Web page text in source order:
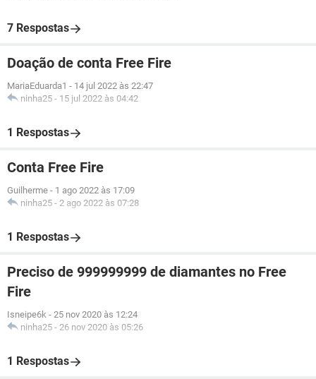
7 Respostas
Doação de conta Free Fire
MariaEduarda1 - 14 jul 2022 às 22:47
ninha25 - 15 jul 2022 às 04:42
1 Respostas
Conta Free Fire
Guilherme - 1 ago 2022 às 17:09
ninha25 - 2 ago 2022 às 07:28
1 Respostas
Preciso de 999999999 de diamantes no Free
Fire
Isneipe6k - 25 nov 2020 às 12:24
ninha25 - 26 nov 2020 às 05:26
1 Respostas